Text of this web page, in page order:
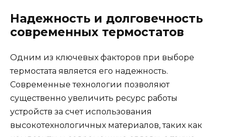
Надежность и долговечность
современных термостатов
Одним из ключевых факторов при выборе
термостата является его надежность.
Современные технологии позволяют
существенно увеличить ресурс работы
устройств за счет использования
высокотехнологичных материалов, таких как